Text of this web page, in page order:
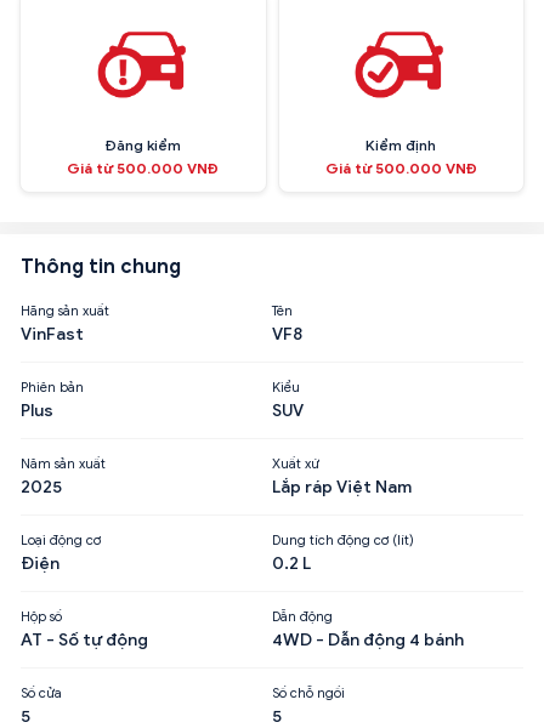
Đăng kiểm
Giá từ 500.000 VNĐ
Kiểm định
Giá từ 500.000 VNĐ
Thông tin chung
Hãng sản xuất
VinFast
Tên
VF8
Phiên bản
Plus
Kiểu
SUV
Năm sản xuất
2025
Xuất xứ
Lắp ráp Việt Nam
Loại động cơ
Điện
Dung tích động cơ (lít)
0.2 L
Hộp số
AT - Số tự động
Dẫn động
4WD - Dẫn động 4 bánh
Số cửa
5
Số chỗ ngồi
5